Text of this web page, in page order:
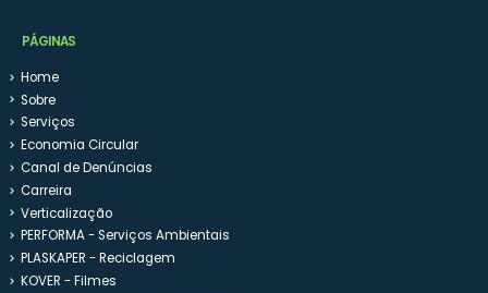
PÁGINAS
Home
Sobre
Serviços
Economia Circular
Canal de Denúncias
Carreira
Verticalização
PERFORMA - Serviços Ambientais
PLASKAPER - Reciclagem
KOVER - Filmes